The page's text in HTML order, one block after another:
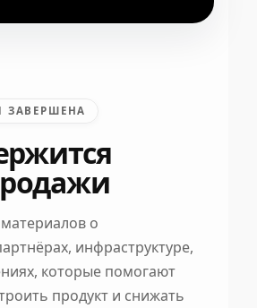
ЗАВЕРШЕНА
о
инфраструктуре,
которые помогают
продукт и снижать